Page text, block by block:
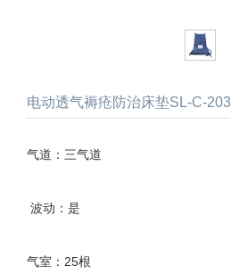
电动透气褥疮防治床垫SL-C-203
气道：三气道
波动：是
气室：25根